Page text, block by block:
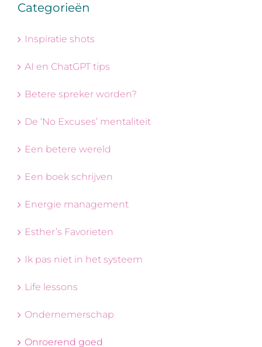
Categorieën
Inspiratie shots
AI en ChatGPT tips
Betere spreker worden?
De ‘No Excuses’ mentaliteit
Een betere wereld
Een boek schrijven
Energie management
Esther’s Favorieten
Ik pas niet in het systeem
Life lessons
Ondernemerschap
Onroerend goed